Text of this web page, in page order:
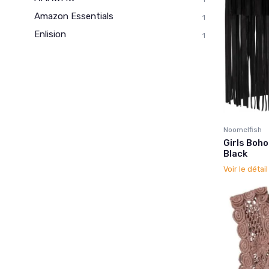
Amazon Essentials 1
Enlision 1
Noomelfish
Girls
Black
Voir le détail